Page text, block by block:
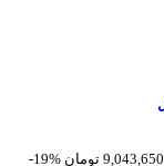
-19%
9,043,650 تومان